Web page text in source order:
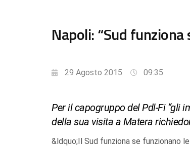
Napoli: “Sud
29 Agosto 2015 09:35
Per il capogruppo del Pdl-Fi “gli
della sua visita a Matera
&ldquo;Il Sud funziona se funzionano